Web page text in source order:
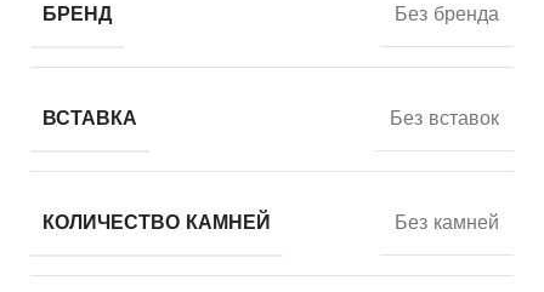
БРЕНД Без бренда
ВСТАВКА Без вставок
КОЛИЧЕСТВО КАМНЕЙ Без камней